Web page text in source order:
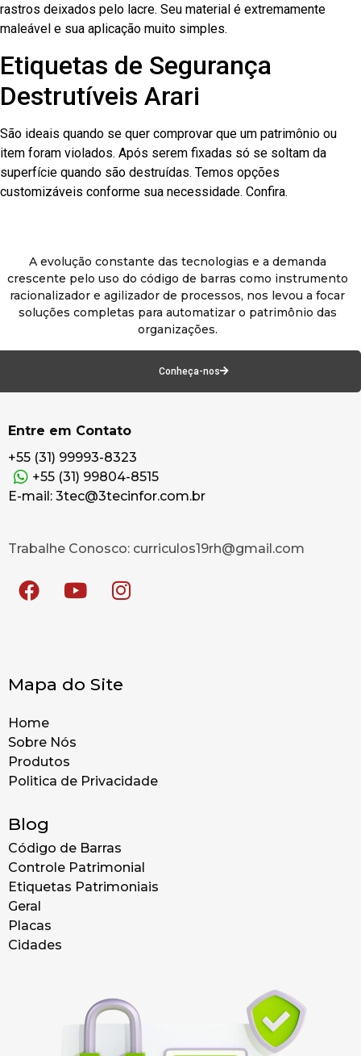
rastros deixados pelo lacre. Seu material é extremamente
maleável e sua aplicação muito simples.
Etiquetas de Segurança
Destrutíveis Arari
São ideais quando se quer comprovar que um patrimônio ou
item foram violados. Após serem fixadas só se soltam da
superfície quando são destruídas. Temos opções
customizáveis conforme sua necessidade. Confira.
A evolução constante das tecnologias e a demanda
crescente pelo uso do código de barras como instrumento
racionalizador e agilizador de processos, nos levou a focar
soluções completas para automatizar o patrimônio das
organizações.
Conheça-nos
Entre em Contato
+55 (31) 99993-8323
+55 (31) 99804-8515
E-mail: 3tec@3tecinfor.com.br
Trabalhe Conosco: curriculos19rh@gmail.com
Mapa do Site
Home
Sobre Nós
Produtos
Politica de Privacidade
Blog
Código de Barras
Controle Patrimonial
Etiquetas Patrimoniais
Geral
Placas
Cidades